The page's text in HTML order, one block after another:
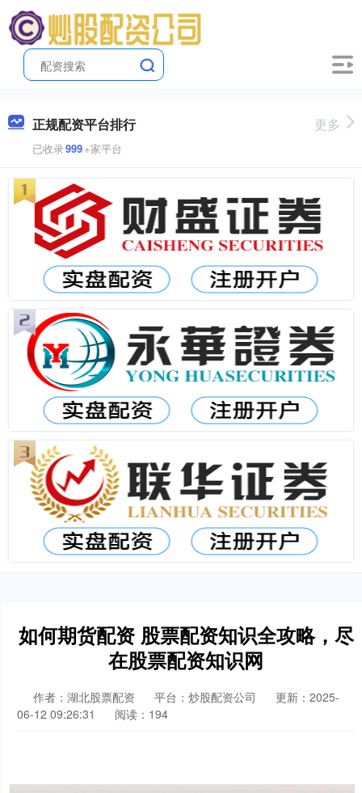
正规配资平台排行
已收录999+家平台
更多
如何期货配资 股票配资知识全攻略，尽
在股票配资知识网
作者：湖北股票配资 平台：炒股配资公司
更新：2025-
06-12 09:26:31
阅读：194